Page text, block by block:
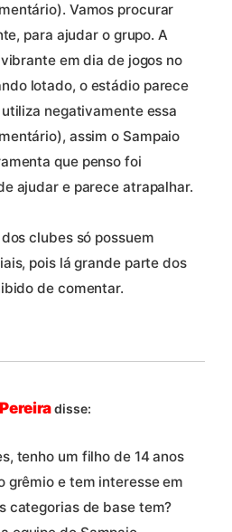
Vamos procurar
para ajudar o grupo. A
em dia de jogos no
lotado, o estádio parece
negativamente essa
assim o Sampaio
que penso foi
ajudar e parece atrapalhar.
clubes só possuem
pois lá grande parte dos
de comentar.
disse:
tenho um filho de 14 anos
grêmio e tem interesse em
categorias de base tem?